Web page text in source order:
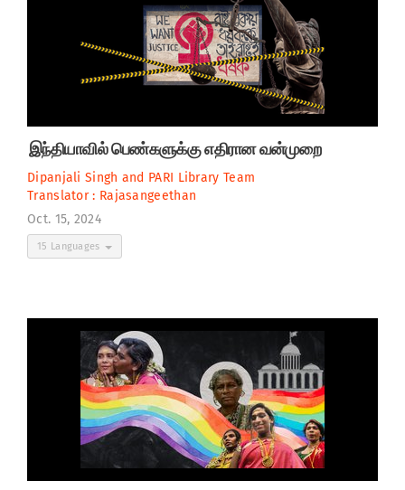
இந்தியாவில் பெண்களுக்கு எதிரான வன்முறை
Dipanjali Singh and PARI Library Team
Translator : Rajasangeethan
Oct. 15, 2024
15 Languages